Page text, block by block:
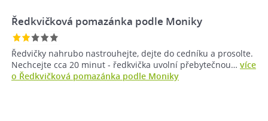
Ředkvičková pomazánka podle Moniky
Ředvičky nahrubo nastrouhejte, dejte do cedníku a prosolte.
Nechcejte cca 20 minut - ředkvička uvolní přebytečnou… více
o Ředkvičková pomazánka podle Moniky